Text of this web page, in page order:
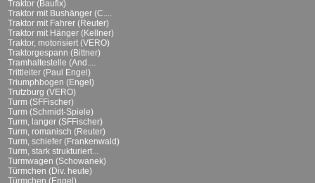
Traktor (Baufix)
Traktor mit Bushänger (C....
Traktor mit Fahrer (Reuter)
Traktor mit Hänger (Kellner)
Traktor, motorisiert (VERO)
Traktorgespann (Bittner)
Tramhaltestelle (And....
Trittleiter (Paul Engel)
Triumphbogen (Engel)
Trutzburg (VERO)
Turm (SFFischer)
Turm (Schmidt-Spiele)
Turm, langer (SFFischer)
Turm, romanisch (Reuter)
Turm, schiefer (Frankenwald)
Turm, stark strukturiert...
Turmwagen (Schowanek)
Türmchen (Div. heute)
Türmchen (Engel)